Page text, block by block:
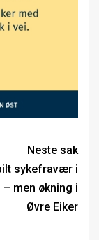
Neste sak
sykefravær i
– men økning i
Øvre Eiker